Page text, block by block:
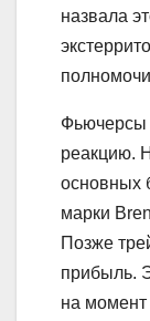
назвала
Фьючерсы
реакцию.
основных
марки
Позже
прибыль.
на